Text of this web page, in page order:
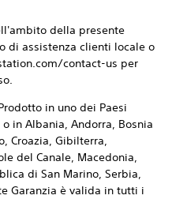
della presente
di assistenza clienti locale o
contact-us per
in uno dei Paesi
in Albania, Andorra, Bosnia
Croazia, Gibilterra,
del Canale, Macedonia,
di San Marino, Serbia,
Garanzia è valida in tutti i